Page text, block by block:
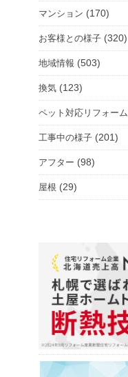
マンション (170)
お客様との様子 (320)
地域情報 (503)
換気 (123)
ペット対応リフォーム
工事中の様子 (201)
アフター (98)
屋根 (29)